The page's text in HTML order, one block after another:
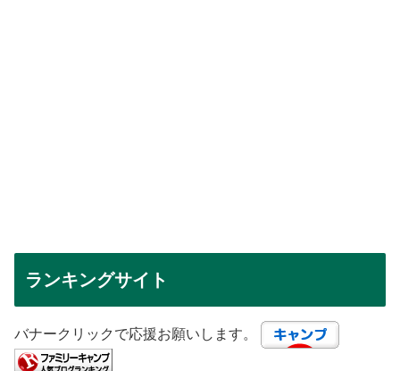
ランキングサイト
バナークリックで応援お願いします。